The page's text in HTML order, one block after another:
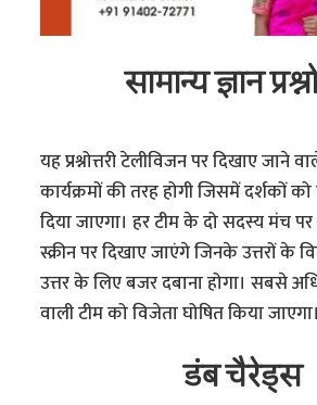
सामान्य ज्ञान
यह प्रश्नोत्तरी टेलीविजन पर दिखाए जाने वाले
कार्यक्रमों की तरह होगी जिसमें दर्शकों को
दिया जाएगा। हर टीम के दो सदस्य मंच पर
स्क्रीन पर दिखाए जाएंगे जिनके उत्तरों के
उत्तर के लिए बजर दबाना होगा। सबसे
वाली टीम को विजेता घोषित किया जाएगा।
डंब चैरेड्स